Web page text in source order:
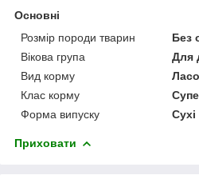
Основні
Розмір породи тварин
Без
Вікова група
Для
Вид корму
Клас корму
Форма випуску
Приховати